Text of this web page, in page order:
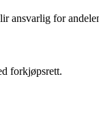
ansvarlig for
forkjøpsrett.